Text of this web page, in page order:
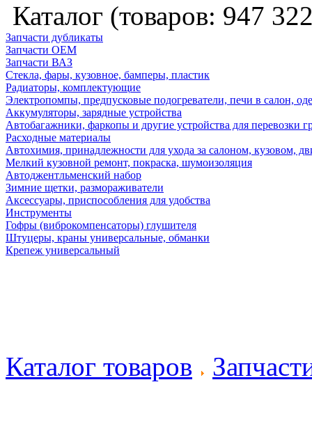
Каталог (товаров: 947
Запчасти дубликаты
Запчасти ОЕМ
Запчасти ВАЗ
Стекла, фары, кузовное, бамперы, пластик
Радиаторы, комплектующие
Электропомпы, предпусковые подогреватели, печи в салон,
Аккумуляторы, зарядные устройства
Автобагажники, фаркопы и другие устройства для перевозки
Расходные материалы
Автохимия, принадлежности для ухода за салоном, кузовом,
Мелкий кузовной ремонт, покраска, шумоизоляция
Автоджентльменский набор
Зимние щетки, размораживатели
Аксессуары, приспособления для удобства
Инструменты
Гофры (виброкомпенсаторы) глушителя
Штуцеры, краны универсальные, обманки
Крепеж универсальный
Каталог товаров